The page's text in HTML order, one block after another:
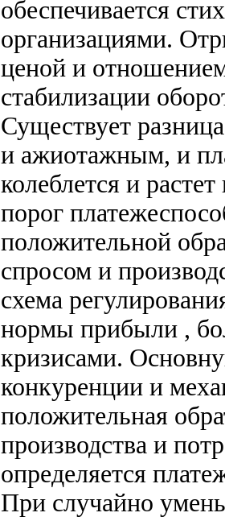
обеспечивается
организациями.
ценой и
стабилизации
Существует
и ажиотажным, и
колеблется и
порог
положительной
спросом и
схема
нормы прибыли ,
кризисами.
конкуренции и
положительная
производства и
определяется
При случайно